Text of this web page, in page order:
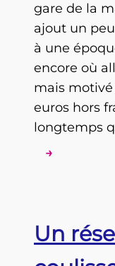
gare de la
ajout un
à une
encore où
mais
euros hors
longtemps
→
Un